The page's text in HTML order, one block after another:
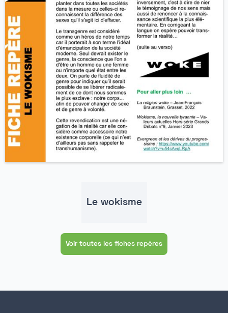
Le wokisme
Voir toutes les fiches repères